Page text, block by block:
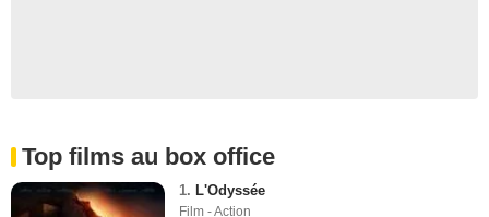
Top films au box office
1. L'Odyssée
Film - Action